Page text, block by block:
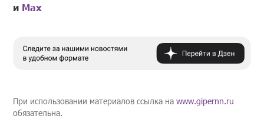
и Mах
При использовании материалов ссылка наwww.gipernn.ru
обязательна.